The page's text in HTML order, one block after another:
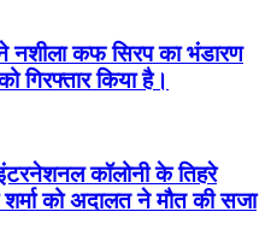
कफ सिरप का भंडारण
गिरफ्तार किया है।
कॉलोनी के तिहरे
शर्मा को अदालत ने मौत की सजा